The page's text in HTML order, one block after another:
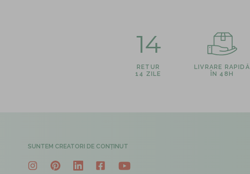
14
RETUR
14 ZILE
LIVRARE RAPIDĂ
ÎN 48H
SUNTEM CREATORI DE CONȚINUT